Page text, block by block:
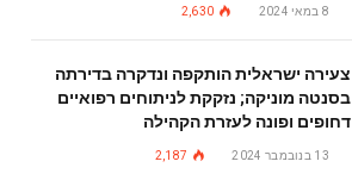
8 במאי 2024 2,630
צעירה ישראלית הותקפה ונדקרה בדירתה
בסנטה מוניקה; נזקקת לניתוחים רפואיים
דחופים ופונה לעזרת הקהילה
13 בנובמבר 2024 2,187